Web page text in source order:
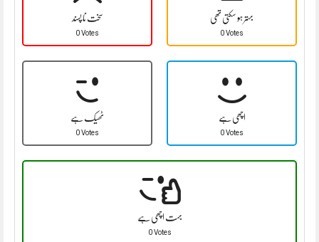
سخت نا پسند
0 Votes
بہتر ہو سکتی تھی
0 Votes
ٹھیک ہے
0 Votes
اچھی ہے
0 Votes
بہت اچھی ہے
0 Votes